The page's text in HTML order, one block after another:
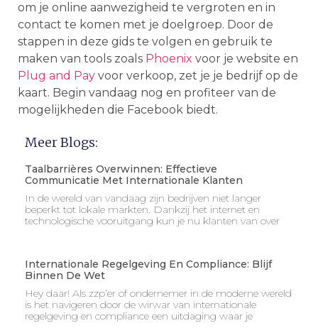
om je online aanwezigheid te vergroten en in
contact te komen met je doelgroep. Door de
stappen in deze gids te volgen en gebruik te
maken van tools zoals Phoenix voor je website en
Plug and Pay voor verkoop, zet je je bedrijf op de
kaart. Begin vandaag nog en profiteer van de
mogelijkheden die Facebook biedt.
Meer Blogs:
Taalbarrières Overwinnen: Effectieve
Communicatie Met Internationale Klanten
In de wereld van vandaag zijn bedrijven niet langer
beperkt tot lokale markten. Dankzij het internet en
technologische vooruitgang kun je nu klanten van over
Internationale Regelgeving En Compliance: Blijf
Binnen De Wet
Hey daar! Als zzp’er of ondernemer in de moderne wereld
is het navigeren door de wirwar van internationale
regelgeving en compliance een uitdaging waar je